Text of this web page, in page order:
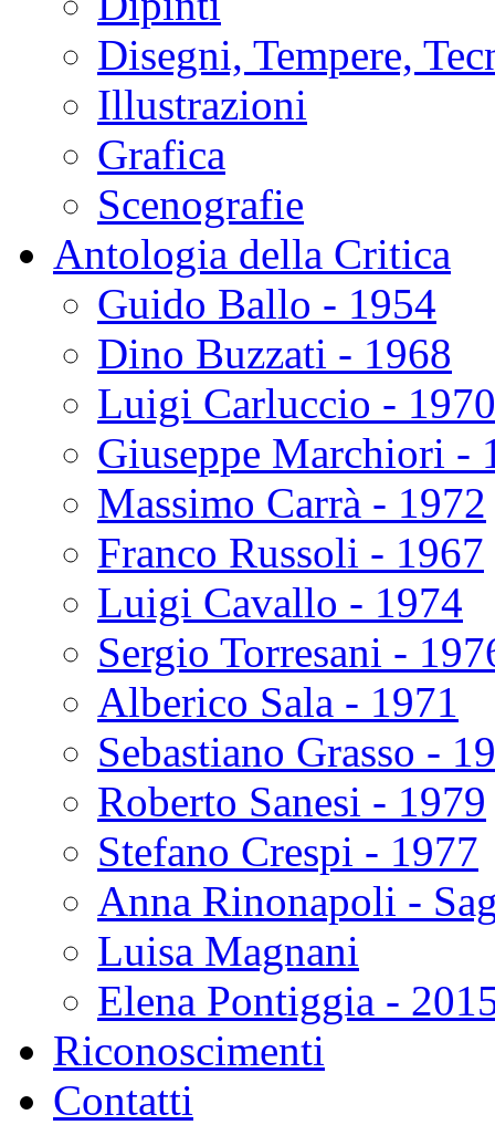
Disegni, Tempere,
Illustrazioni
Grafica
Scenografie
Antologia della Critica
Guido Ballo - 1954
Dino Buzzati - 1968
Luigi Carluccio - 1970
Giuseppe Marchiori -
Massimo Carrà - 1972
Franco Russoli - 1967
Luigi Cavallo - 1974
Sergio Torresani -
Alberico Sala - 1971
Sebastiano Grasso -
Roberto Sanesi - 1979
Stefano Crespi - 1977
Anna Rinonapoli -
Luisa Magnani
Elena Pontiggia -
Riconoscimenti
Contatti